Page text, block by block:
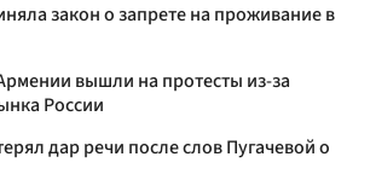
закон о запрете на проживание в
вышли на протесты из-за
России
дар речи после слов Пугачевой о